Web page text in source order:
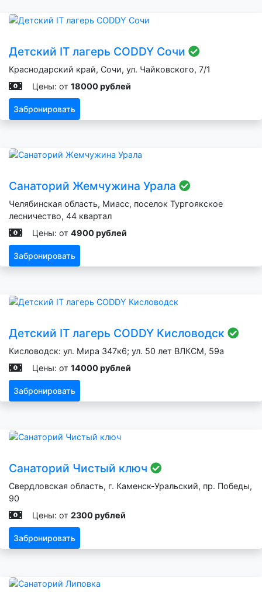
Детский IT лагерь CODDY Сочи
Краснодарский край, Сочи, ул. Чайковского, 7/1
Цены: от 18000 рублей
Забронировать
Санаторий Жемчужина Урала
Челябинская область, Миасс, поселок Тургоякское
лесничество, 44 квартал
Цены: от 4900 рублей
Забронировать
Детский IT лагерь CODDY Кисловодск
Кисловодск: ул. Мира 347к6; ул. 50 лет ВЛКСМ, 59а
Цены: от 14000 рублей
Забронировать
Санаторий Чистый ключ
Свердловская область, г. Каменск-Уральский, пр. Победы,
90
Цены: от 2300 рублей
Забронировать